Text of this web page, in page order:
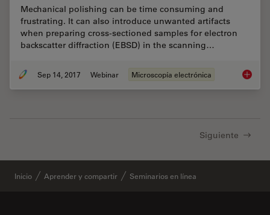
Mechanical polishing can be time consuming and
frustrating. It can also introduce unwanted artifacts
when preparing cross-sectioned samples for electron
backscatter diffraction (EBSD) in the scanning…
Sep 14, 2017 Webinar Microscopía electrónica
Siguiente
Inicio Aprender y compartir Seminarios en línea